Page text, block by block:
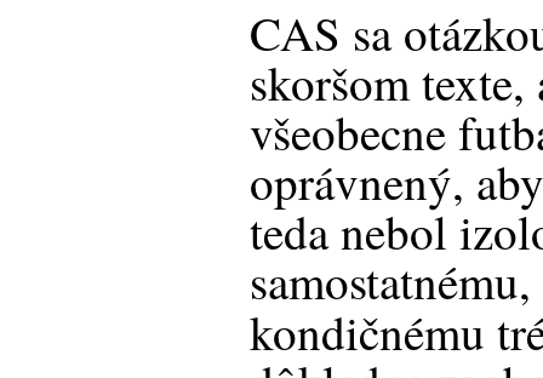
CAS sa
skoršom
všeobecne
oprávnený,
teda nebol
kondičnému